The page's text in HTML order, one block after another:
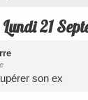
Lundi 21
son ex